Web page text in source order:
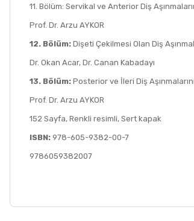
11. Bölüm: Servikal ve Anterior Diş
Prof. Dr. Arzu AYKOR
12. Bölüm: Dişeti Çekilmesi Olan Diş
Dr. Okan Acar, Dr. Canan Kabadayı
13. Bölüm: Posterior ve İleri Diş
Prof. Dr. Arzu AYKOR
152 Sayfa, Renkli resimli, Sert kapak
ISBN: 978-605-9382-00-7
9786059382007